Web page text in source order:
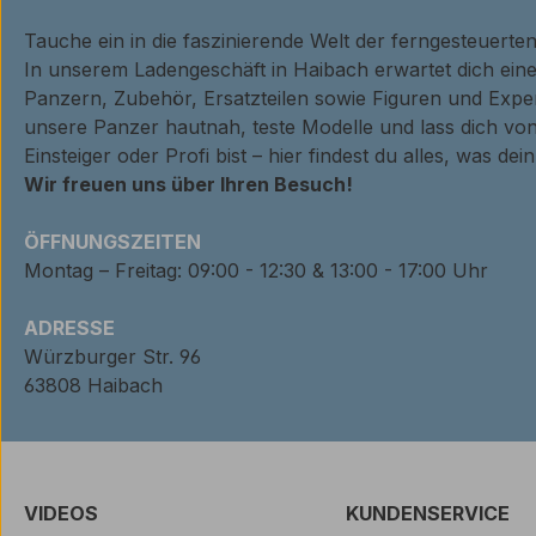
Tauche ein in die faszinierende Welt der
In unserem Ladengeschäft in Haibach erwartet dich
Panzern, Zubehör, Ersatzteilen sowie Figuren und
unsere Panzer hautnah, teste Modelle und lass dich
Einsteiger oder Profi bist – hier findest du alles, was
Wir freuen uns über Ihren Besuch!
ÖFFNUNGSZEITEN
Montag – Freitag: 09:00 - 12:30 & 13:00 - 17:00 Uhr
ADRESSE
Würzburger Str. 96
63808 Haibach
VIDEOS KUNDENSERVICE